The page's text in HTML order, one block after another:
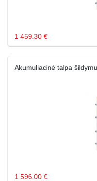
1 459.30 €
Akumuliacinė talpa
1 596.00 €